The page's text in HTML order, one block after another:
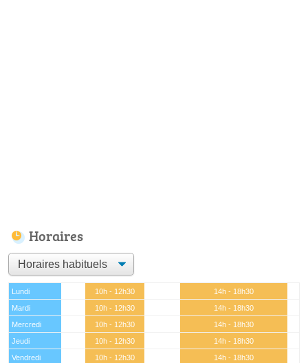
Horaires
Lundi 10h - 12h30
14h - 18h30
Mardi
10h - 12h30
14h - 18h30
Mercredi
10h - 12h30
14h - 18h30
Jeudi
10h - 12h30
14h - 18h30
Vendredi
10h - 12h30
14h - 18h30